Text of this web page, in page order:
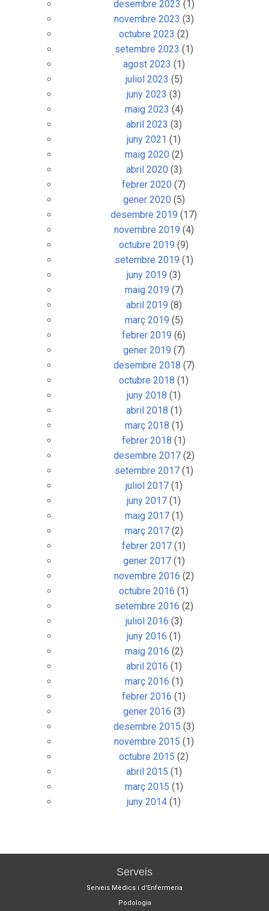
desembre 2023 (1)
novembre 2023 (3)
octubre 2023 (2)
setembre 2023 (1)
agost 2023 (1)
juliol 2023 (5)
juny 2023 (3)
maig 2023 (4)
abril 2023 (3)
juny 2021 (1)
maig 2020(2)
abril 2020(3)
febrer 2020 (7)
gener 2020(5)
desembre 2019 (17)
novembre 2019 (4)
octubre 2019 (9)
setembre 2019 (1)
juny 2019 (3)
maig 2019 (7)
abril 2019 (8)
març 2019 (5)
febrer 2019 (6)
gener 2019 (7)
desembre 2018 (7)
octubre 2018 (1)
juny 2018 (1)
abril 2018 (1)
març 2018 (1)
febrer 2018 (1)
desembre 2017(2)
setembre 2017(1)
juliol 2017(1)
juny 2017 (1)
maig 2017(1)
març 2017(2)
febrer 2017 (1)
gener 2017(1)
novembre 2016 (2)
octubre 2016 (1)
setembre 2016 (2)
juliol 2016 (3)
juny 2016 (1)
maig 2016 (2)
abril 2016 (1)
març 2016 (1)
febrer 2016 (1)
gener 2016 (3)
desembre 2015 (3)
novembre 2015 (1)
octubre 2015 (2)
abril 2015 (1)
març 2015 (1)
juny 2014 (1)
Serveis
Serveis Mèdics i d'Enfermeria
Podologia